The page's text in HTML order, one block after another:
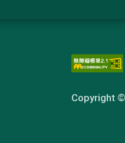
Copyright